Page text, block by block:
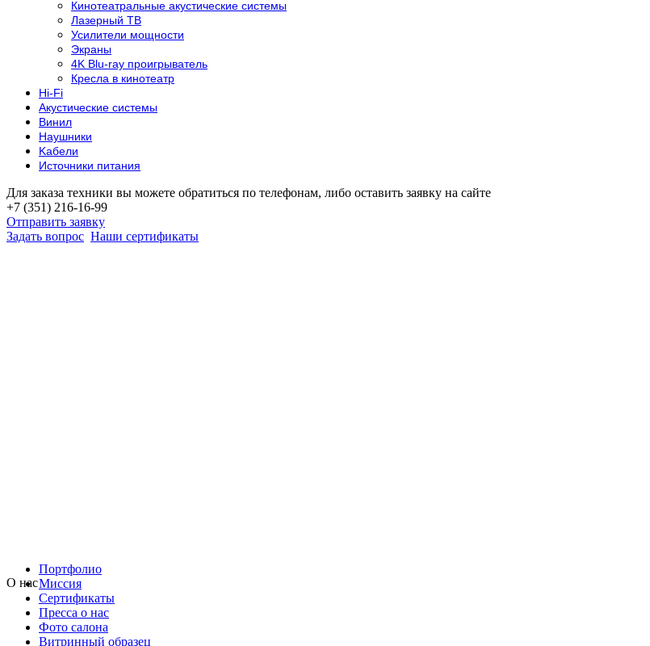
Кинотеатральные акустические системы
Лазерный ТВ
Усилители мощности
Экраны
4K Blu-ray проигрыватель
Кресла в кинотеатр
Hi-Fi
Акустические системы
Винил
Наушники
Kабели
Источники питания
Для заказа техники вы можете обратиться по телефонам, либо оставить заявку на сайте
+7 (351) 216-16-99
Отправить заявку
Задать вопрос Наши сертификаты
О нас
Портфолио
Миссия
Сертификаты
Пресса о нас
Фото салона
Витринный образец